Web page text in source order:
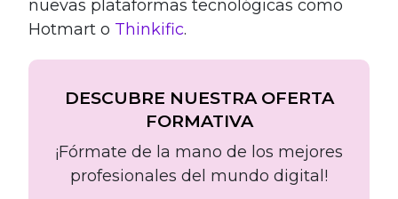
nuevas plataformas tecnológicas como
Hotmart o Thinkific.
DESCUBRE NUESTRA OFERTA
FORMATIVA
¡Fórmate de la mano de los mejores
profesionales del mundo digital!